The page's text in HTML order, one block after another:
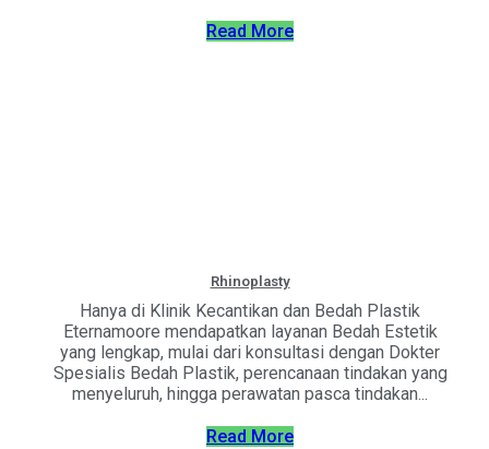
Read More
Rhinoplasty
Hanya di Klinik Kecantikan dan Bedah Plastik
Eternamoore mendapatkan layanan Bedah Estetik
yang lengkap, mulai dari konsultasi dengan Dokter
Spesialis Bedah Plastik, perencanaan tindakan yang
menyeluruh, hingga perawatan pasca tindakan...
Read More